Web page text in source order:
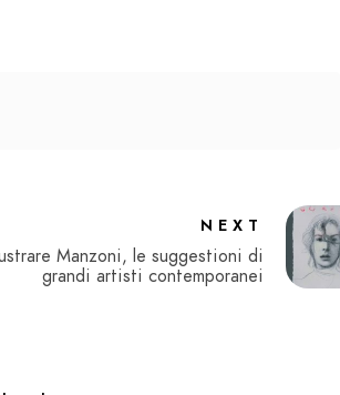
NEXT
Manzoni, le suggestioni di
grandi artisti contemporanei